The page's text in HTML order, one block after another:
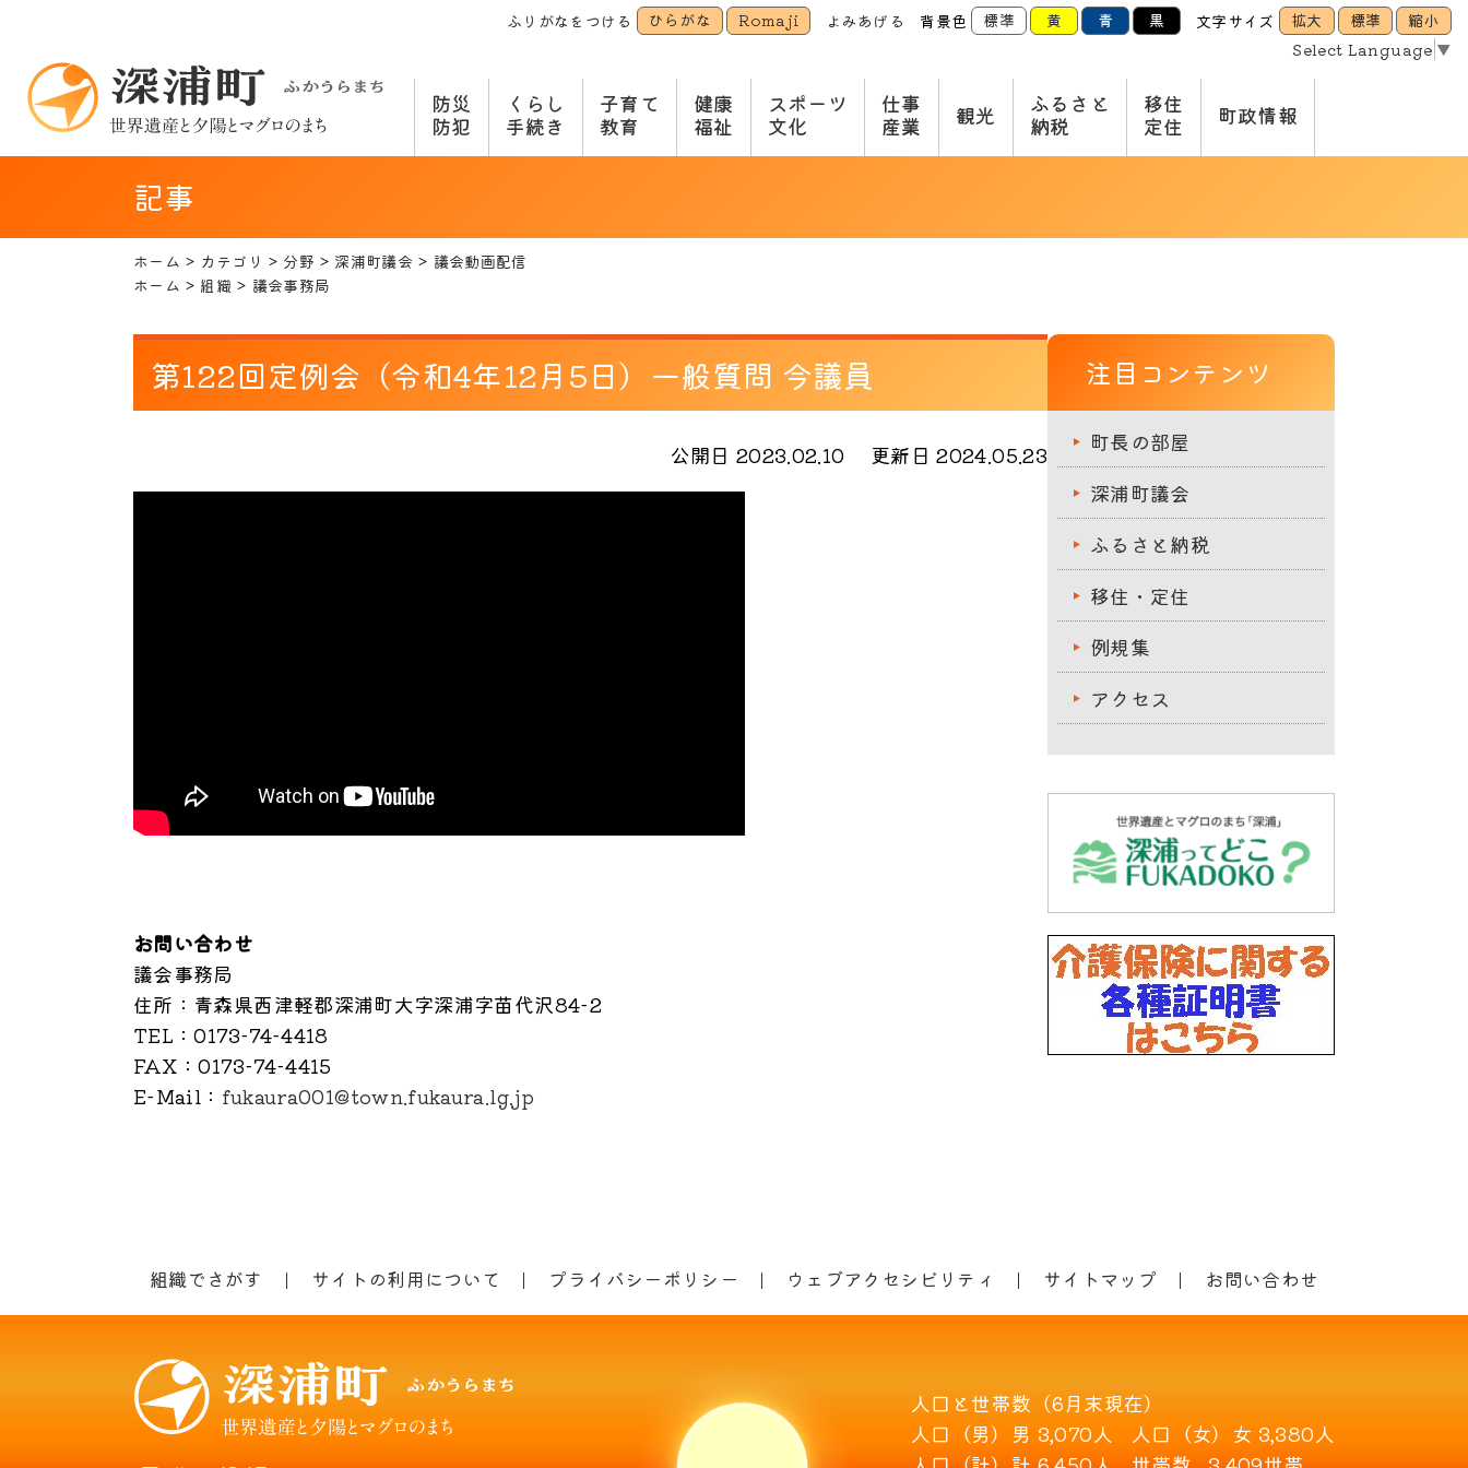
ふりがなをつける ひらがな Romaji よみあげる 背景色 標準 黄 青 黒 文字サイズ 拡大 標準
縮小
Select Language ▼
防災
防犯
くらし
手続き
子育て
教育
健康
福祉
スポーツ
文化
仕事
産業
観光
ふるさと
納税
移住
定住
町政情報
記事
ホーム カテゴリ 分野 深浦町議会
議会動画配信
ホーム
組織 議会事務局
第122回定例会（令和4年12月5日）一般質問 今議員
公開日 2023.02.10 更新日 2024.05.23
お問い合わせ
議会事務局
住所 ：青森県西津軽郡深浦町大字深浦字苗代沢84-2
TEL ：0173-74-4418
FAX ：0173-74-4415
E-Mail ： fukaura001@town.fukaura.lg.jp
注目コンテンツ
町長の部屋
深浦町議会
ふるさと納税
移住・定住
例規集
アクセス
組織でさがす サイトの利用について プライバシーポリシー ウェブアクセシビリティ サイトマップ お問い合わせ
人口と世帯数（6月末現在）
人口（男） 男 3,070人 人口（女） 女 3,380人